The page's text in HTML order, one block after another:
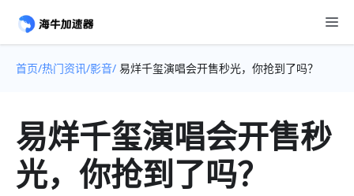
首页/热门资讯/影音/ 易烊千玺演唱会开售秒光，你抢到了吗？
易烊千玺演唱会开售秒
光，你抢到了吗？